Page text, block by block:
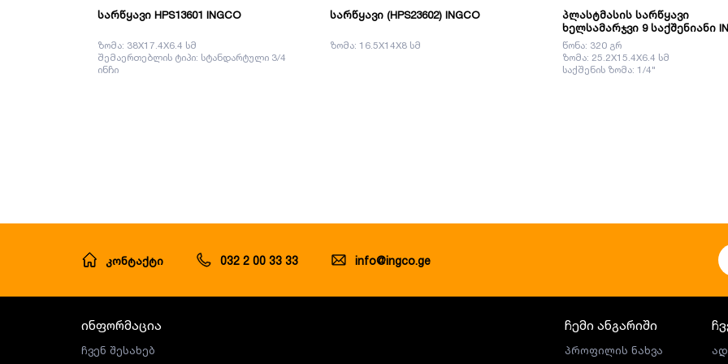
სარწყავი HPS13601 INGCO
ზომა: 38X17.4X6.4 სმ
შემაერთებლის ტიპი: სტანდარტული 3/4
ინჩი
სარწყავი (HPS23602) INGCO
ზომა: 16.5X14X8 სმ
პლასტმასის სარწყავი
ხელსამარჯვი 9 საქშენიანი
HWSG6091
წონა: 320 გრ
ზომა: 25.2X15.4X6.4 სმ
საქშენის ზომა: 1/4"
კონტაქტი 032 2 00 33 33 info@ingco.ge
ინფორმაცია
ჩვენ შესახებ
ჩემი ანგარიში
პროფილის ნახვა